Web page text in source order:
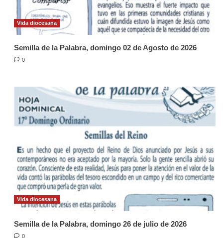
Vida diocesana
Semilla de la Palabra, domingo 02 de Agosto de 2026
0
Vida diocesana
Semilla de la Palabra, domingo 26 de julio de 2026
0